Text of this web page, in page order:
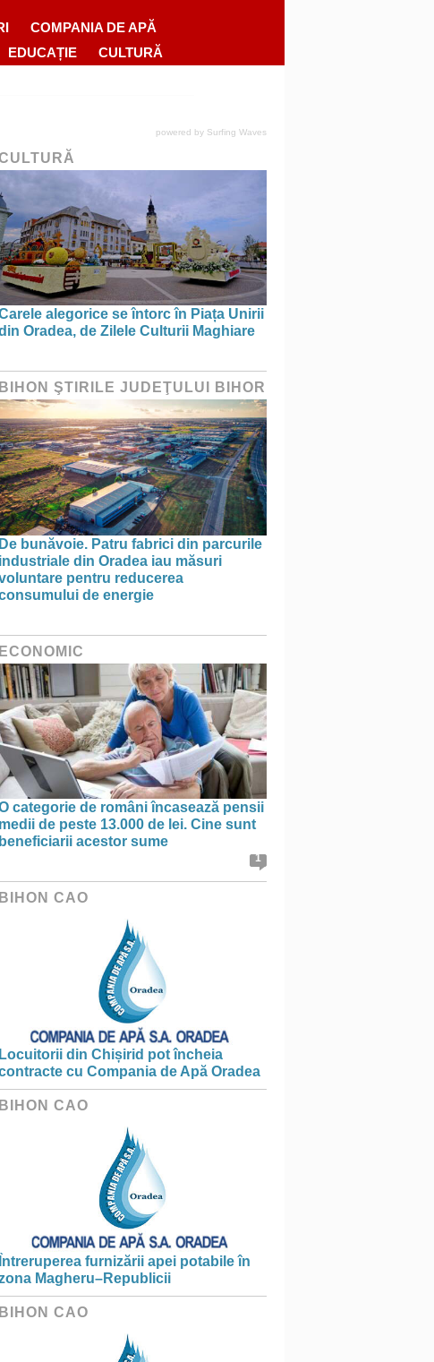
COMPANIA DE APĂ
EDUCAȚIE CULTURĂ
powered by Surfing Waves
alegorice se întorc în Piața Unirii
Oradea, de Zilele Culturii Maghiare
BIHON ŞTIRILE JUDEŢULUI BIHOR
De bunăvoie. Patru fabrici din parcurile
industriale din Oradea iau măsuri
pentru reducerea
de energie
ECONOMIC
categorie de români încasează pensii
medii de peste 13.000 de lei. Cine sunt
beneficiarii acestor sume
1
BIHON CAO
Locuitorii din Chișirid pot încheia
cu Compania de Apă Oradea
BIHON CAO
Întreruperea furnizării apei potabile în
Magheru–Republicii
BIHON CAO